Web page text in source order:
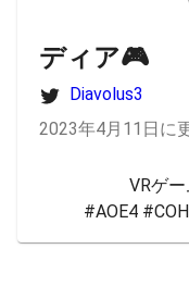
ディア🎮
Diavolus3
2023年4月11日に
VRゲー
#AOE4